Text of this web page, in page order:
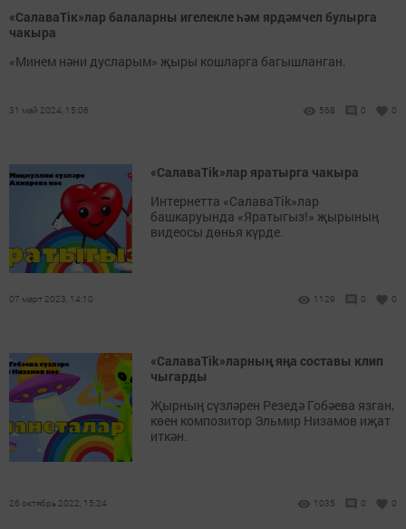
«СалаваTiк»лар балаларны игелекле һәм ярдәмчел булырга
чакыра
«Минем нәни дусларым» җыры кошларга багышланган.
31 май 2024, 15:06 568 0 0
«СалаваTik»лар яратырга чакыра
Интернетта «СалаваTik»лар
башкаруында «Яратыгыз!» җырының
видеосы дөнья күрде.
07 март 2023, 14:10 1129 0 0
«СалаваTik»ларның яңа составы клип
чыгарды
Җырның сүзләрен Резедә Гобәева язган,
көен композитор Эльмир Низамов иҗат
иткән.
26 октябрь 2022, 15:24 1035 0 0